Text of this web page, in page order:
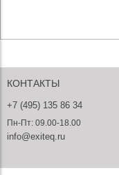
КОНТАКТЫ
+7 (495) 135 86 34
Пн-Пт: 09.00-18.00
info@exiteq.ru